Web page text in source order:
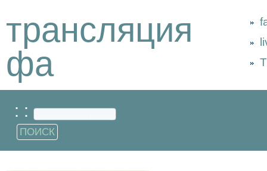
трансляция
фа
: :